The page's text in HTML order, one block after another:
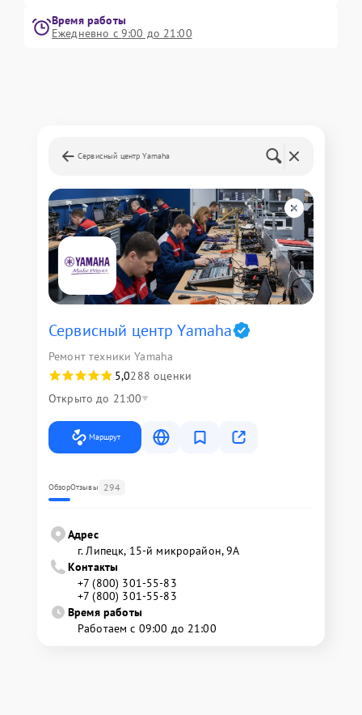
Время работы
Ежедневно с 9:00 до 21:00
Сервисный центр Yamaha
Сервисный центр Yamaha
Ремонт техники Yamaha
5,0288 оценки
Открыто до 21:00
Маршрут
ОбзорОтзывы 294
Адрес
г. Липецк, 15-й микрорайон, 9А
Контакты
+7 (800) 301-55-83
+7 (800) 301-55-83
Время работы
Работаем с 09:00 до 21:00